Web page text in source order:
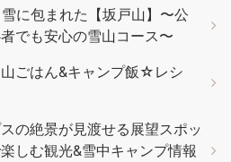
に包まれた【坂戸山】〜公
でも安心の雪山コース〜
ごはん&キャンプ飯☆レシ
の絶景が見渡せる展望スポッ
しむ観光&雪中キャンプ情報